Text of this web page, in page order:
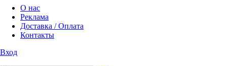
О нас
Реклама
Доставка / Оплата
Контакты
Вход